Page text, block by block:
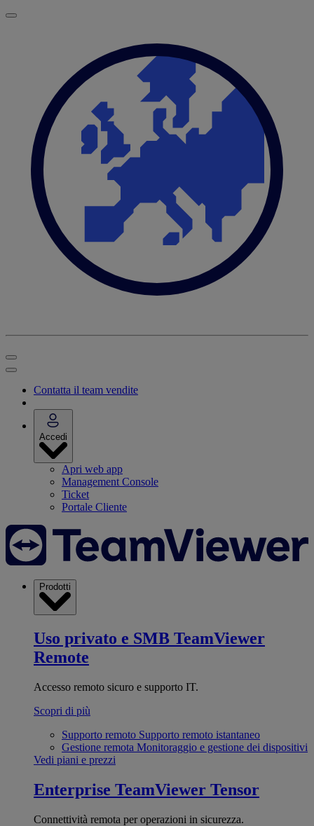
Contatta il team vendite
Accedi
Apri web app
Management Console
Ticket
Portale Cliente
Prodotti
Uso privato e SMB TeamViewer
Remote
Accesso remoto sicuro e supporto IT.
Scopri di più
Supporto remoto Supporto remoto istantaneo
Gestione remota Monitoraggio e gestione dei dispositivi
Vedi piani e prezzi
Enterprise TeamViewer Tensor
Connettività remota per operazioni in sicurezza.